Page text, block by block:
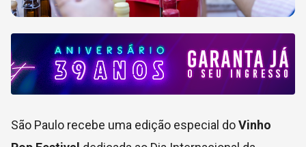
São Paulo recebe uma edição especial doVinho